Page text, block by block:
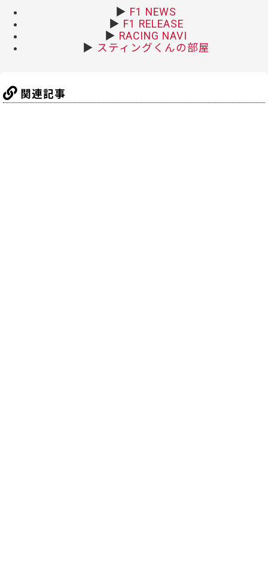
▶ F1 NEWS
▶ F1 RELEASE
▶ RACING NAVI
▶ スティングくんの部屋
関連記事